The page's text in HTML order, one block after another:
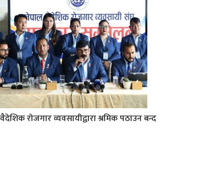
वैदेशिक रोजगार व्यवसायीद्वारा श्रमिक पठाउन बन्द